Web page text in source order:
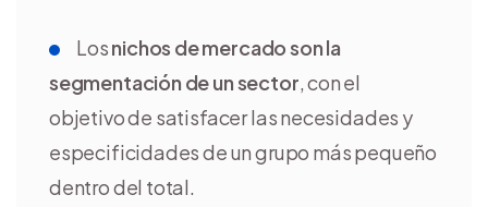
Losnichos de mercado son la
segmentación de un sector, con el
objetivo de satisfacer las necesidades y
especificidades de un grupo más pequeño
dentro del total.